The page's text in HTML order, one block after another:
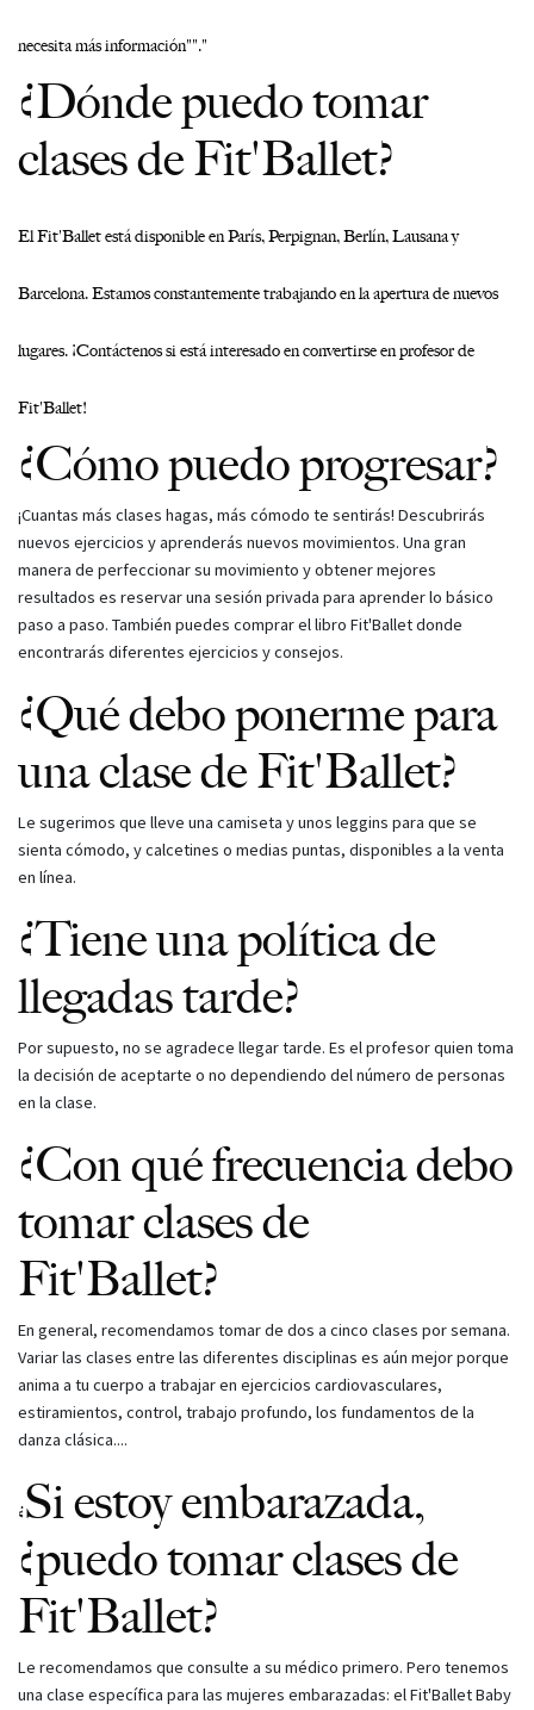
necesita más información""."
¿Dónde puedo tomar
clases de Fit'Ballet?
El Fit'Ballet está disponible en París, Perpignan, Berlín, Lausana y
Barcelona. Estamos constantemente trabajando en la apertura de nuevos
lugares. ¡Contáctenos si está interesado en convertirse en profesor de
Fit'Ballet!
¿Cómo puedo progresar?
¡Cuantas más clases hagas, más cómodo te sentirás! Descubrirás
nuevos ejercicios y aprenderás nuevos movimientos. Una gran
manera de perfeccionar su movimiento y obtener mejores
resultados es reservar una sesión privada para aprender lo básico
paso a paso. También puedes comprar el libro Fit'Ballet donde
encontrarás diferentes ejercicios y consejos.
¿Qué debo ponerme para
una clase de Fit'Ballet?
Le sugerimos que lleve una camiseta y unos leggins para que se
sienta cómodo, y calcetines o medias puntas, disponibles a la venta
en línea.
¿Tiene una política de
llegadas tarde?
Por supuesto, no se agradece llegar tarde. Es el profesor quien toma
la decisión de aceptarte o no dependiendo del número de personas
en la clase.
¿Con qué frecuencia debo
tomar clases de
Fit'Ballet?
En general, recomendamos tomar de dos a cinco clases por semana.
Variar las clases entre las diferentes disciplinas es aún mejor porque
anima a tu cuerpo a trabajar en ejercicios cardiovasculares,
estiramientos, control, trabajo profundo, los fundamentos de la
danza clásica....
¿Si estoy embarazada,
¿puedo tomar clases de
Fit'Ballet?
Le recomendamos que consulte a su médico primero. Pero tenemos
una clase específica para las mujeres embarazadas: el Fit'Ballet Baby